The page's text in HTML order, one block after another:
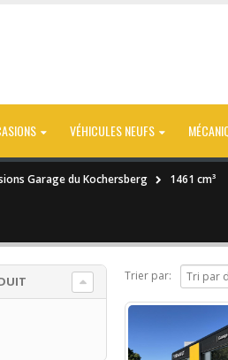
VÉHICULES NEUFS
Garage du Kochersberg 1461 cm³
Trier par: